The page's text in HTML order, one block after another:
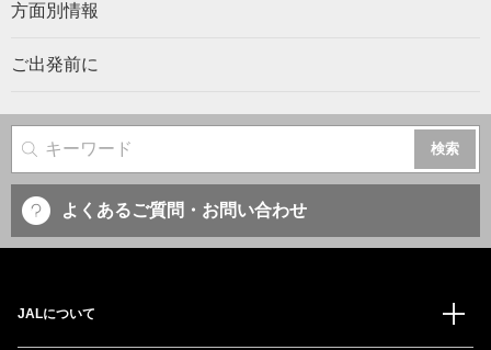
方面別情報
ご出発前に
サイト内検索
よくあるご質問・お問い合わせ
JALについて